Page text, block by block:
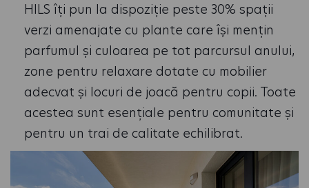
HILS îți pun la dispoziție peste 30% spații
verzi amenajate cu plante care își mențin
parfumul și culoarea pe tot parcursul anului,
zone pentru relaxare dotate cu mobilier
adecvat și locuri de joacă pentru copii. Toate
acestea sunt esențiale pentru comunitate și
pentru un trai de calitate echilibrat.